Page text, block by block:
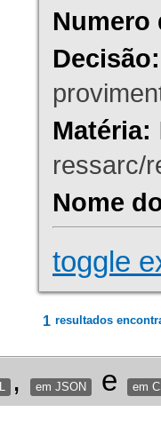
Numero
Decisão:
Matéria:
ressarc/
Nome
toggle
1 resultados
, em JSON e em